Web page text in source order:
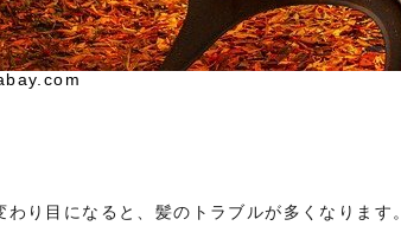
わり目になると、髪のトラブルが多くなります。